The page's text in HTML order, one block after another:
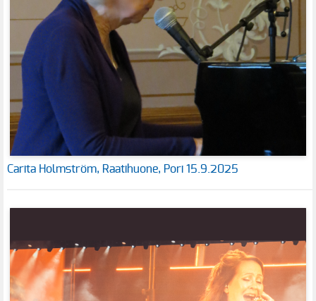
Carita Holmström, Raatihuone, Pori 15.9.2025